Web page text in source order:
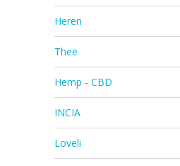
Heren
Thee
Hemp - CBD
INCIA
Loveli